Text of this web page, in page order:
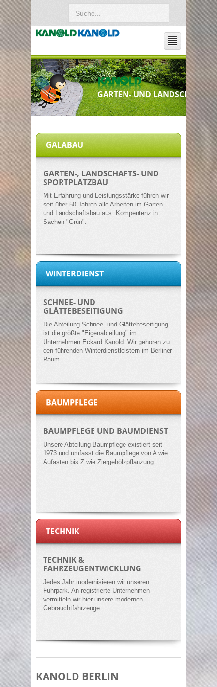
GARTEN- UND
GALABAU
GARTEN-, LANDSCHAFTS- UND
SPORTPLATZBAU
Mit Erfahrung und Leistungsstärke führen wir
seit über 50 Jahren alle Arbeiten im Garten-
und Landschaftsbau aus. Kompentenz in
Sachen "Grün".
WINTERDIENST
SCHNEE- UND
GLÄTTEBESEITIGUNG
Die Abteilung Schnee- und Glättebeseitigung
ist die größte "Eigenabteilung" im
Unternehmen Eckard Kanold. Wir gehören zu
den führenden Winterdienstleistern im Berliner
Raum.
BAUMPFLEGE
BAUMPFLEGE UND BAUMDIENST
Unsere Abteilung Baumpflege existiert seit
1973 und umfasst die Baumpflege von A wie
Aufasten bis Z wie Ziergehölzpflanzung.
TECHNIK
TECHNIK &
FAHRZEUGENTWICKLUNG
Jedes Jahr modernisieren wir unseren
Fuhrpark. An registrierte Unternehmen
vermitteln wir hier unsere modernen
Gebrauchtfahrzeuge.
KANOLD BERLIN